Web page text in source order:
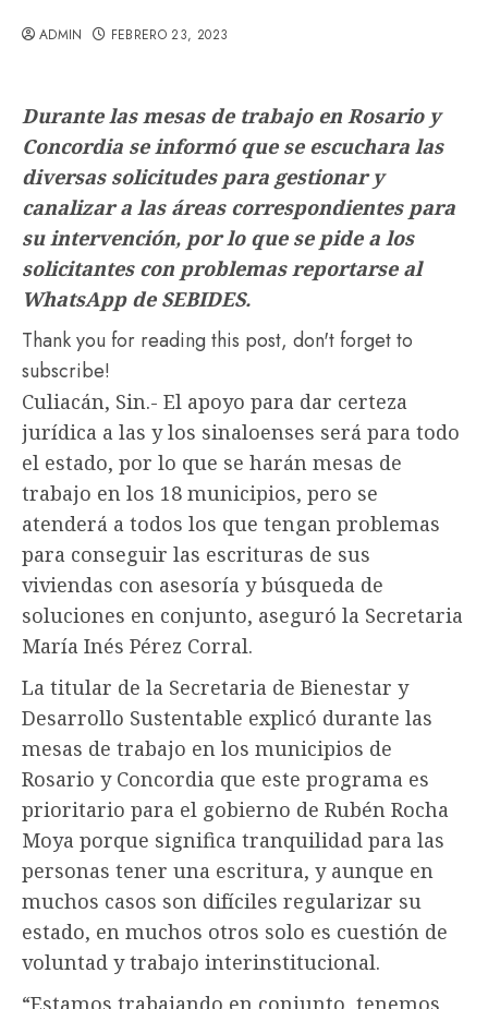
ADMIN FEBRERO 23, 2023
Durante las mesas de trabajo en Rosario y
Concordia se informó que se escuchara las
diversas solicitudes para gestionar y
canalizar a las áreas correspondientes para
su intervención, por lo que se pide a los
solicitantes con problemas reportarse al
WhatsApp de SEBIDES.
Thank you for reading this post, don't forget to
subscribe!
Culiacán, Sin.- El apoyo para dar certeza
jurídica a las y los sinaloenses será para todo
el estado, por lo que se harán mesas de
trabajo en los 18 municipios, pero se
atenderá a todos los que tengan problemas
para conseguir las escrituras de sus
viviendas con asesoría y búsqueda de
soluciones en conjunto, aseguró la Secretaria
María Inés Pérez Corral.
La titular de la Secretaria de Bienestar y
Desarrollo Sustentable explicó durante las
mesas de trabajo en los municipios de
Rosario y Concordia que este programa es
prioritario para el gobierno de Rubén Rocha
Moya porque significa tranquilidad para las
personas tener una escritura, y aunque en
muchos casos son difíciles regularizar su
estado, en muchos otros solo es cuestión de
voluntad y trabajo interinstitucional.
“Estamos trabajando en conjunto, tenemos